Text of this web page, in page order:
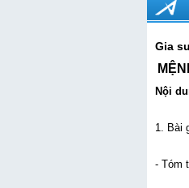
Gia
Nội
1. Bài
- Tóm